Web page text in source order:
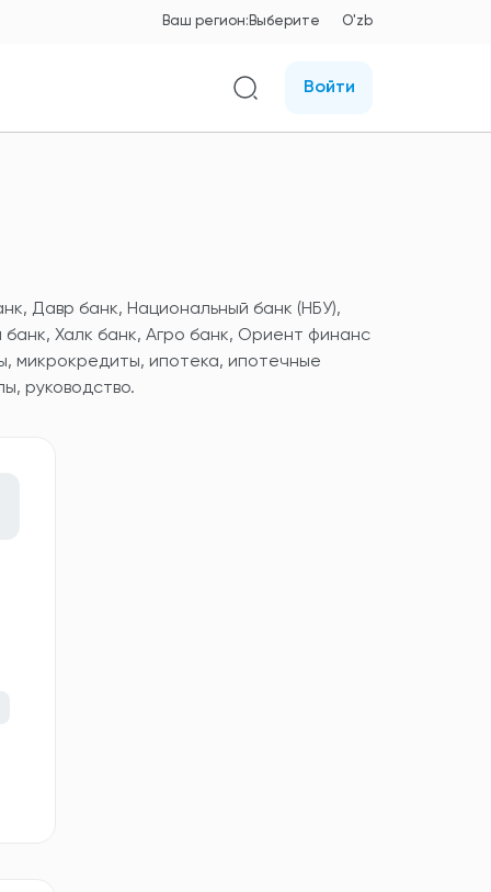
Ваш регион: Выберите O'zb
Войти
Давр банк, Национальный банк (НБУ),
Халк банк, Агро банк, Ориент финанс
микрокредиты, ипотека, ипотечные
руководство.